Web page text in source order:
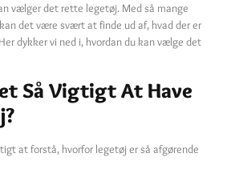
vælger det rette legetøj. Med så mange
det være svært at finde ud af, hvad der er
dykker vi ned i, hvordan du kan vælge det
Så Vigtigt At Have
at forstå, hvorfor legetøj er så afgørende